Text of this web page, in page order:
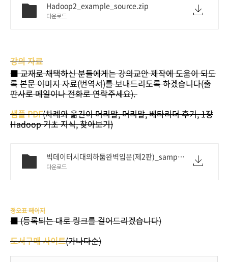
Hadoop2_example_source.zip
다운로드
강의 자료
■ 교재로 채택하신 분들에게는 강의교안 제작에 도움이 되도
록 본문 이미지 자료(번역서)를 보내드리도록 하겠습니다(출
판사로 메일이나 전화로 연락주세요).
샘플 PDF(차례와 옮긴이 머리말, 머리말, 베타리더 후기, 1장
Hadoop 기초 지식, 찾아보기)
빅데이터시대의하둡완벽입문(제2판)_sample.pdf
다운로드
정오표 페이지
■ (등록되는 대로 링크를 걸어드리겠습니다)
도서구매 사이트(가나다순)